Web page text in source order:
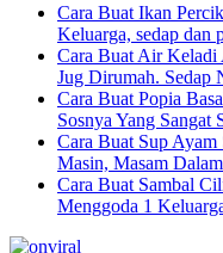
Cara Buat Ikan
Keluarga, sedap dan
Cara Buat Air Keladi
Jug Dirumah. Sedap
Cara Buat Popia
Sosnya Yang Sangat
Cara Buat Sup
Masin, Masam
Cara Buat Sambal
Menggoda 1